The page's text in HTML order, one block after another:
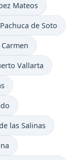
Mateos
Pachuca de Soto
Vallarta
las Salinas